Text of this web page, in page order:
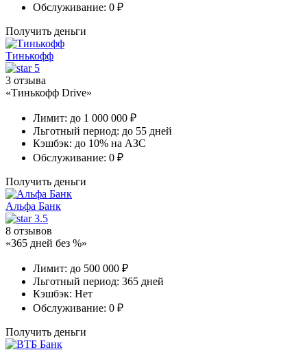
Обслуживание: 0 ₽
Получить деньги
Тинькофф
5
3 отзыва
«Тинькофф Drive»
Лимит: до 1 000 000 ₽
Льготный период: до 55 дней
Кэшбэк: до 10% на АЗС
Обслуживание: 0 ₽
Получить деньги
Альфа Банк
3.5
8 отзывов
«365 дней без %»
Лимит: до 500 000 ₽
Льготный период: 365 дней
Кэшбэк: Нет
Обслуживание: 0 ₽
Получить деньги